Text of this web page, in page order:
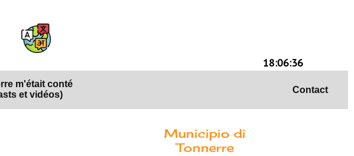
18:06:36
m'était conté
et vidéos)
Contact
Municipio di
Tonnerre